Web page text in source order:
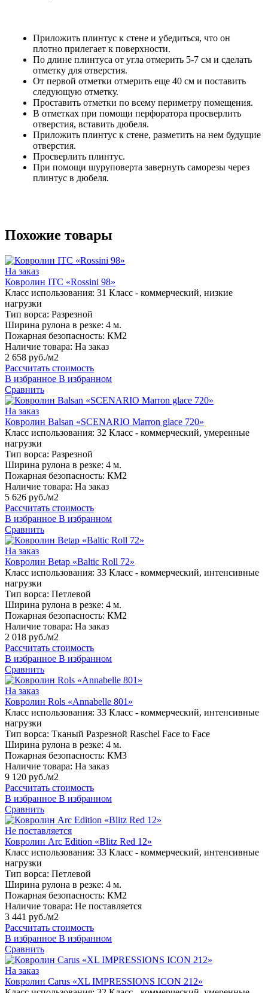
Приложить плинтус к стене и убедиться, что он
плотно прилегает к поверхности.
По длине плинтуса от угла отмерить 5-7 см и сделать
отметку для отверстия.
От первой отметки отмерить еще 40 см и поставить
следующую отметку.
Проставить отметки по всему периметру помещения.
В отметках при помощи перфоратора просверлить
отверстия, вставить дюбеля.
Приложить плинтус к стене, разметить на нем будущие
отверстия.
Просверлить плинтус.
При помощи шуруповерта завернуть саморезы через
плинтус в дюбеля.
Похожие товары
На заказ
Ковролин ITC «Rossini 98»
Класс использования: 31 Класс - коммерческий, низкие
нагрузки
Тип ворса: Разрезной
Ширина рулона в резке: 4 м.
Пожарная безопасность: КМ2
Наличие товара: На заказ
2 658 руб./м2
Рассчитать стоимость
В избранное В избранном
Сравнить
На заказ
Ковролин Balsan «SCENARIO Marron glace 720»
Класс использования: 32 Класс - коммерческий, умеренные
нагрузки
Тип ворса: Разрезной
Ширина рулона в резке: 4 м.
Пожарная безопасность: КМ2
Наличие товара: На заказ
5 626 руб./м2
Рассчитать стоимость
В избранное В избранном
Сравнить
На заказ
Ковролин Betap «Baltic Roll 72»
Класс использования: 33 Класс - коммерческий, интенсивные
нагрузки
Тип ворса: Петлевой
Ширина рулона в резке: 4 м.
Пожарная безопасность: КМ2
Наличие товара: На заказ
2 018 руб./м2
Рассчитать стоимость
В избранное В избранном
Сравнить
На заказ
Ковролин Rols «Annabelle 801»
Класс использования: 33 Класс - коммерческий, интенсивные
нагрузки
Тип ворса: Тканый Разрезной Raschel Face to Face
Ширина рулона в резке: 4 м.
Пожарная безопасность: КМ3
Наличие товара: На заказ
9 120 руб./м2
Рассчитать стоимость
В избранное В избранном
Сравнить
Не поставляется
Ковролин Arc Edition «Blitz Red 12»
Класс использования: 33 Класс - коммерческий, интенсивные
нагрузки
Тип ворса: Петлевой
Ширина рулона в резке: 4 м.
Пожарная безопасность: КМ2
Наличие товара: Не поставляется
3 441 руб./м2
Рассчитать стоимость
В избранное В избранном
Сравнить
На заказ
Ковролин Carus «XL IMPRESSIONS ICON 212»